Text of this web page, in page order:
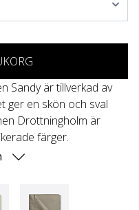
Sandy är tillverkad av
ger en skön och sval
Drottningholm är
färger.